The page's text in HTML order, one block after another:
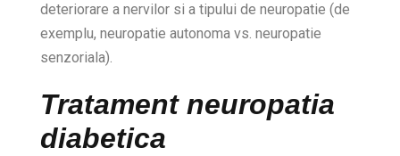
deteriorare a nervilor si a tipului de neuropatie (de
exemplu, neuropatie autonoma vs. neuropatie
senzoriala).
Tratament neuropatia
diabetica